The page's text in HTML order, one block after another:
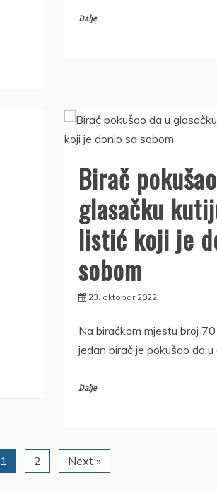
Dalje
Birač
glasačku
listić koji je
sobom
23. oktobar 2022.
Na biračkom mjestu broj
jedan birač je pokušao da u
Dalje
1 2 Next »